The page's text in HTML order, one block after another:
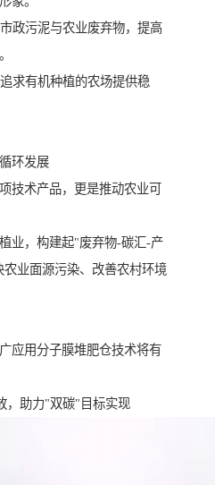
政污泥与农业废弃物，提高
求有机种植的农场提供稳
环发展
技术产品，更是推动农业可
业，构建起"废弃物-碳汇-产
业面源污染、改善农村环境
应用分子膜堆肥仓技术将有
，助力"双碳"目标实现